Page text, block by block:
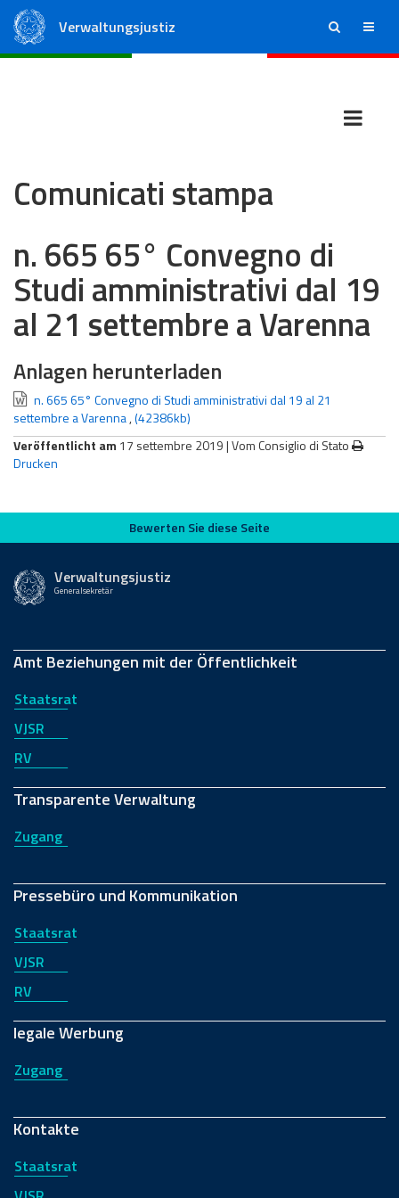
Verwaltungsjustiz ricerca menu
Comunicati stampa
n. 665 65° Convegno di
Studi amministrativi dal 19
al 21 settembre a Varenna
Anlagen herunterladen
n. 665 65° Convegno di Studi amministrativi dal 19 al 21
settembre a Varenna,(42386kb)
Veröffentlicht am 17 settembre 2019 |Vom Consiglio di Stato
Drucken
Bewerten Sie diese Seite
Bewerten Sie diese Seite
Verwaltungsjustiz
Generalsekretär
Amt Beziehungen mit der Öffentlichkeit
Staatsrat
VJSR
RV
Transparente Verwaltung
Zugang
Pressebüro und Kommunikation
Staatsrat
VJSR
RV
legale Werbung
Zugang
Kontakte
Staatsrat